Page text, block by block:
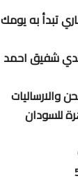
تبدأ به يومك
شفيق احمد
والارساليات
للسودان